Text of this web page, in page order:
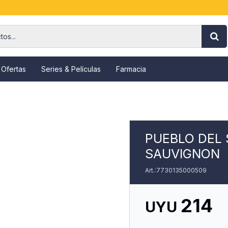
Series & Películas Farmacia
PUEBLO DEL
SAUVIGNON
7730135000509
UYU 214